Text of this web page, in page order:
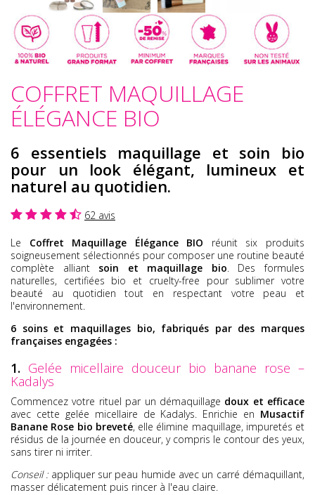
COFFRET MAQUILLAGE
ÉLÉGANCE BIO
6 essentiels maquillage et soin bio
pour un look élégant, lumineux et
naturel au quotidien.
62 avis
Le Coffret Maquillage Élégance BIO réunit six produits
soigneusement sélectionnés pour composer une routine beauté
complète alliant soin et maquillage bio. Des formules
naturelles, certifiées bio et cruelty-free pour sublimer votre
beauté au quotidien tout en respectant votre peau et
l'environnement.
6 soins et maquillages bio, fabriqués par des marques
françaises engagées :
1. Gelée micellaire douceur bio banane rose –
Kadalys
Commencez votre rituel par un démaquillage doux et efficace
avec cette gelée micellaire de Kadalys. Enrichie en Musactif
Banane Rose bio breveté, elle élimine maquillage, impuretés et
résidus de la journée en douceur, y compris le contour des yeux,
sans tirer ni irriter.
Conseil :appliquer sur peau humide avec un carré démaquillant,
masser délicatement puis rincer à l'eau claire.